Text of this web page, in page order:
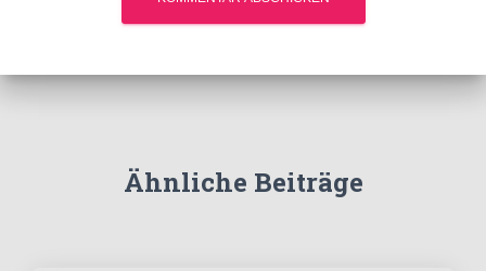
Ähnliche Beiträge